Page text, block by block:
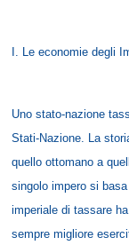
I. Le economie degli
Uno stato-nazione
Stati-Nazione. La
quello ottomano a
singolo impero si
imperiale di tassare
sempre migliore